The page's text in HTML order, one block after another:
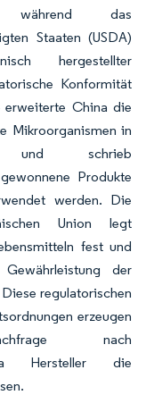
während das
Staaten (USDA)
hergestellter
Konformität
erweiterte China die
Mikroorganismen in
und schrieb
Produkte
werden. Die
Union legt
fest und
der
regulatorischen
erzeugen
nach
da Hersteller die